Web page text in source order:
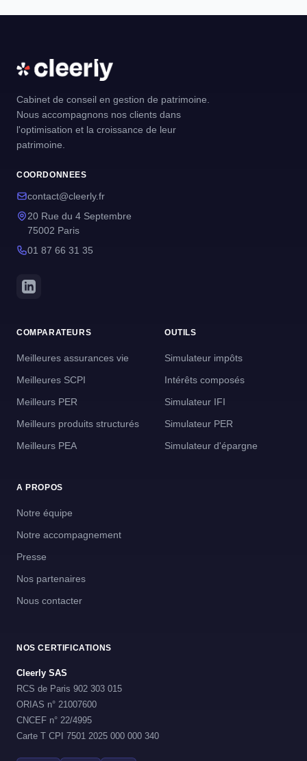
Cabinet de conseil en gestion de patrimoine.
Nous accompagnons nos clients dans
l'optimisation et la croissance de leur
patrimoine.
COORDONNEES
contact@cleerly.fr
20 Rue du 4 Septembre
75002 Paris
01 87 66 31 35
COMPARATEURS
Meilleures assurances vie
Meilleures SCPI
Meilleurs PER
Meilleurs produits structurés
Meilleurs PEA
OUTILS
Simulateur impôts
Intérêts composés
Simulateur IFI
Simulateur PER
Simulateur d'épargne
A PROPOS
Notre équipe
Notre accompagnement
Presse
Nos partenaires
Nous contacter
NOS CERTIFICATIONS
Cleerly SAS
RCS de Paris 902 303 015
ORIAS n° 21007600
CNCEF n° 22/4995
Carte T CPI 7501 2025 000 000 340